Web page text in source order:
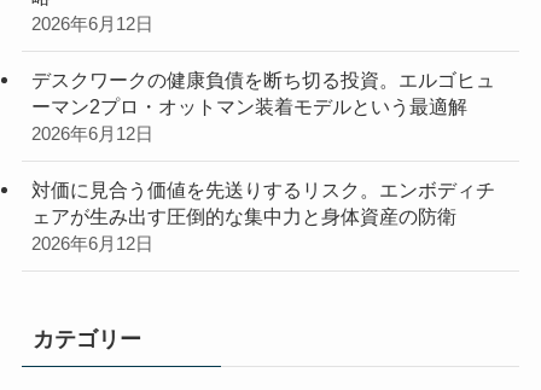
2026年6月12日
デスクワークの健康負債を断ち切る投資。エルゴヒュ
ーマン2プロ・オットマン装着モデルという最適解
2026年6月12日
対価に見合う価値を先送りするリスク。エンボディチ
ェアが生み出す圧倒的な集中力と身体資産の防衛
2026年6月12日
カテゴリー